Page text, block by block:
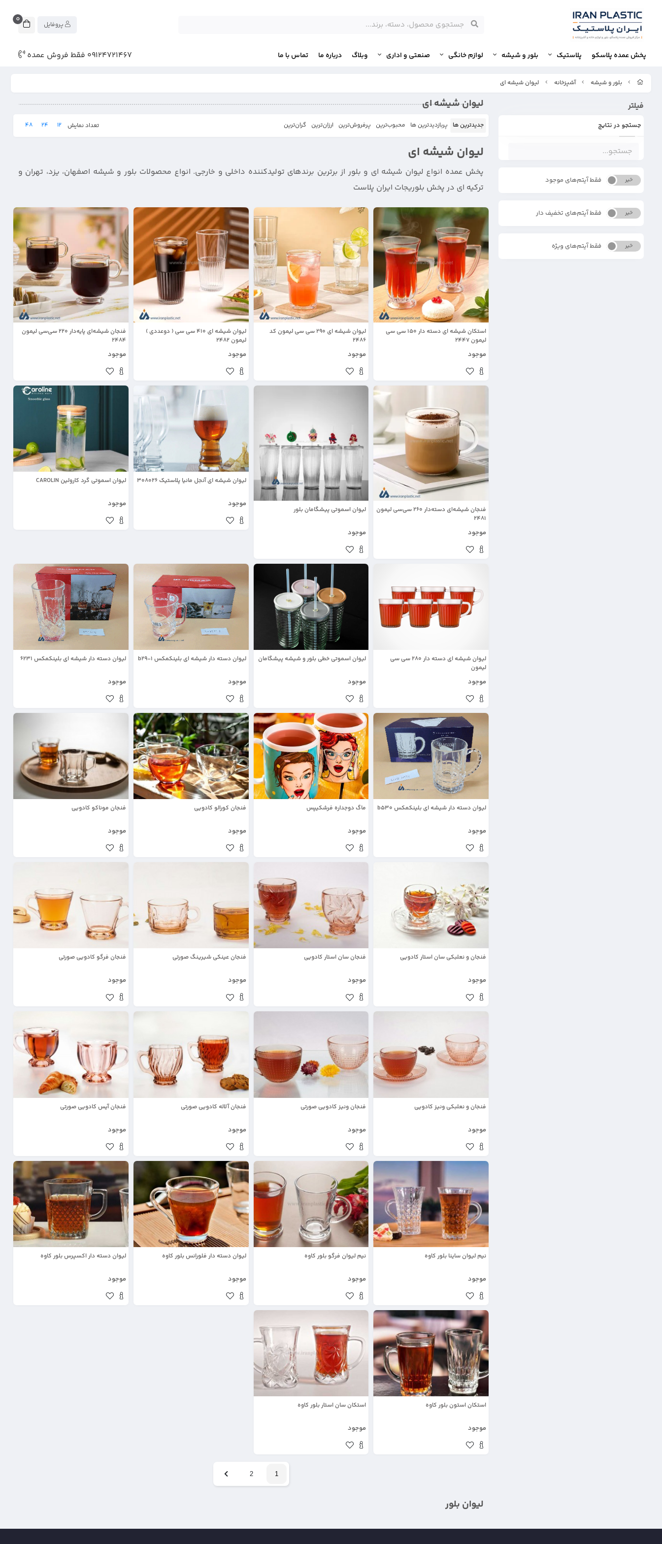
0
پخش عمده پلاسکو پلاستیک بلور و شیشه لوازم خانگی صنعتی و اداری وبلاگ درباره ما تماس با ما 09124721467 فقط فروش عمده
بلور و شیشه آشپزخانه لیوان شیشه ای
فیلتر
جستجو در نتایج
بله خیر فقط آیتم‌های موجود
بله خیر فقط آیتم‌های تخفیف دار
بله خیر فقط آیتم‌های ویژه
لیوان شیشه ای
جدیدترین ها پربازدیدترین ها محبوب‌‌ترین پرفروش‌ترین ارزان‌ترین گران‌ترین تعداد نمایش 12
24
48
لیوان شیشه ای
پخش عمده انواع لیوان شیشه ای و بلور از برترین برندهای تولیدکننده داخلی و خارجی. انواع محصولات بلور و شیشه اصفهان، یزد، تهران و
ترکیه ای در پخش بلوریجات ایران پلاست
استکان شیشه ای دسته دار 150 سی سی
لیمون 2447
موجود
لیوان شیشه ای 290 سی سی لیمون کد
2486
موجود
لیوان شیشه ای 410 سی سی ( دوعددی )
لیمون 2482
موجود
فنجان شیشه‌ای پایه‌دار 220 سی‌سی لیمون
2484
موجود
فنجان شیشه‌ای دسته‌دار 260 سی‌سی لیمون
2481
موجود
لیوان اسموتی پیشگامان بلور
موجود
لیوان شیشه ای آنجل مانیا پلاستیک 308026
موجود
لیوان اسموتی گرد کارولین CAROLIN
موجود
لیوان شیشه ای دسته دار 280 سی سی
لیمون
موجود
لیوان اسموتی خطی بلور و شیشه پیشگامان
موجود
لیوان دسته دار شیشه ای بلینکمکس b29-1
موجود
لیوان دسته دار شیشه ای بلینکمکس 6231
موجود
لیوان دسته دار شیشه ای بلینکمکس b530
موجود
ماگ دوجداره فرشکیپس
موجود
فنجان کورالو کادویی
موجود
فنجان موناکو کادویی
موجود
فنجان و نعلبکی سان استار کادویی
موجود
فنجان سان استار کادویی
موجود
فنجان عینکی شیرینگ صورتی
موجود
فنجان فرگو کادویی صورتی
موجود
فنجان و نعلبکی ونیز کادویی
موجود
فنجان ونیز کادویی صورتی
موجود
فنجان آلاله کادویی صورتی
موجود
فنجان آیس کادویی صورتی
موجود
نیم لیوان ساینا بلور کاوه
موجود
نیم لیوان فرگو بلور کاوه
موجود
لیوان دسته دار فلورانس بلور کاوه
موجود
لیوان دسته دار اکسپرس بلور کاوه
موجود
استکان استون بلور کاوه
موجود
استکان سان استار بلور کاوه
موجود
1
2
لیوان بلور